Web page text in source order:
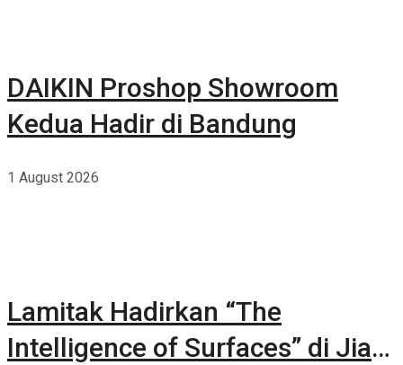
DAIKIN Proshop Showroom
Kedua Hadir di Bandung
1 August 2026
Lamitak Hadirkan “The
Intelligence of Surfaces” di Jia